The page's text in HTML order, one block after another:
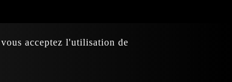
acceptez l'utilisation de